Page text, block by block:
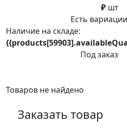
₽ шт
Есть вариации
Наличие на складе:
Под заказ
Товаров не найдено
Заказать товар